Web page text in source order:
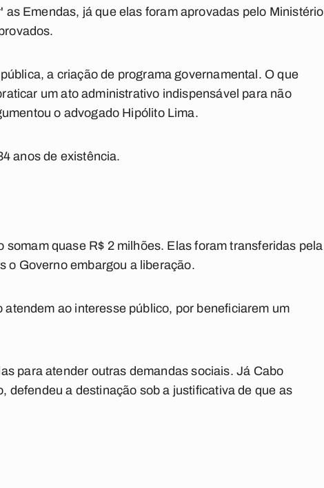
Emendas, já que elas foram aprovadas pelo Ministério
a criação de programa governamental. O que
um ato administrativo indispensável para não
o advogado Hipólito Lima.
anos de existência.
somam quase R$ 2 milhões. Elasforam transferidas pela
o Governo embargou a liberação.
ao interesse público, por beneficiarem um
para atender outras demandas sociais.Já Cabo
defendeu a destinação sob a justificativa de que as